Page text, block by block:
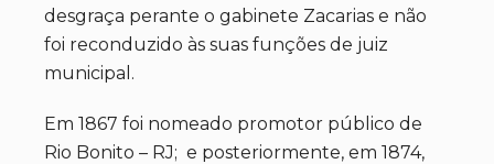
desgraça perante o gabinete Zacarias e não
foi reconduzido às suas funções de juiz
municipal.
Em 1867 foi nomeado promotor público de
Rio Bonito – RJ; e posteriormente, em 1874,